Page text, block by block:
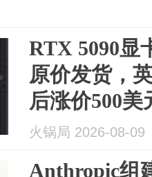
RTX 5090显
原价发货，
后涨价500
火锅局 2026-08-09
Anthropic组